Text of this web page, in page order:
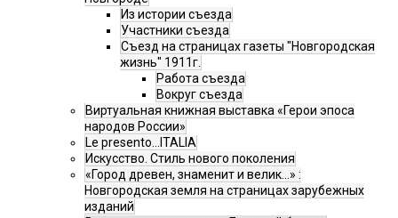
Из истории съезда
Участники съезда
Cъезд на страницах газеты "Новгородская
жизнь" 1911г.
Работа съезда
Вокруг съезда
Виртуальная книжная выставка «Герои эпоса
народов России»
Le presento...ITALIA
Искусство. Стиль нового поколения
«Город древен, знаменит и велик…» :
Новгородская земля на страницах зарубежных
изданий